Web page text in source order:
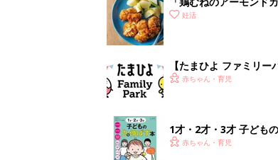
妊活
【たまひよ ファミリ
赤ちゃん・育児
1才・2才・3才 子ども
赤ちゃん・育児